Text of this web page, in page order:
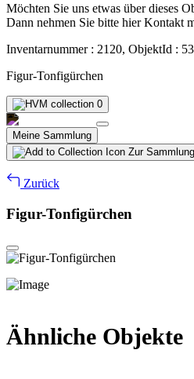
Möchten Sie uns etwas über dieses
Dann nehmen Sie bitte hier Kontakt
Inventarnummer : 2120, ObjektId :
Figur-Tonfigürchen
0
Meine Sammlung
Zur
Zurück
Figur-Tonfigürchen
Ähnliche Objekte